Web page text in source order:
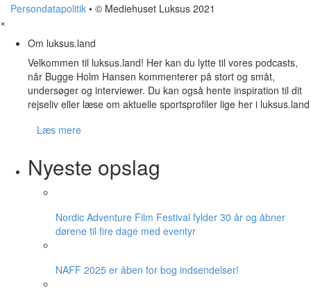
Persondatapolitik • © Mediehuset Luksus 2021
×
Om luksus.land
Velkommen til luksus.land! Her kan du lytte til vores podcasts,
når Bugge Holm Hansen kommenterer på stort og småt,
undersøger og interviewer. Du kan også hente inspiration til dit
rejseliv eller læse om aktuelle sportsprofiler lige her i luksus.land
Læs mere
Nyeste opslag
Nordic Adventure Film Festival fylder 30 år og åbner
dørene til fire dage med eventyr
NAFF 2025 er åben for bog indsendelser!